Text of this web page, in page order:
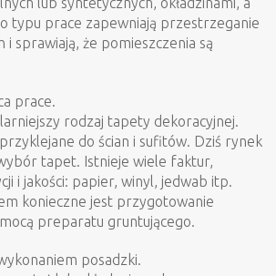
lub syntetycznych, okładzinami, a
typu prace zapewniają przestrzeganie
i sprawiają, że pomieszczenia są
prace.
rodzaj tapety dekoracyjnej.
do ścian i sufitów. Dziś rynek
tapet. Istnieje wiele faktur,
i jakości: papier, winyl, jedwab itp.
konieczne jest przygotowanie
preparatu gruntującego.
posadzki.